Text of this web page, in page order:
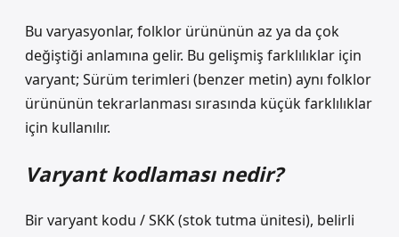
Bu varyasyonlar, folklor ürününün az ya da çok
değiştiği anlamına gelir. Bu gelişmiş farklılıklar için
varyant; Sürüm terimleri (benzer metin) aynı folklor
ürününün tekrarlanması sırasında küçük farklılıklar
için kullanılır.
Varyant kodlaması nedir?
Bir varyant kodu / SKK (stok tutma ünitesi), belirli